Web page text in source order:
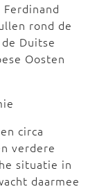
rond de
Duitse
Oosten
circa
verdere
situatie in
daarmee